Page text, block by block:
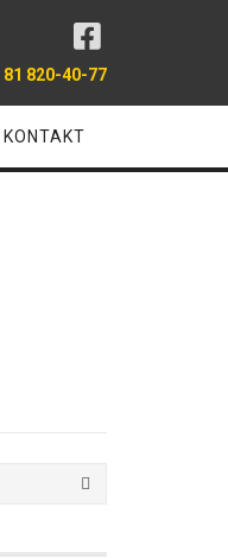
81 820-40-77
KONTAKT